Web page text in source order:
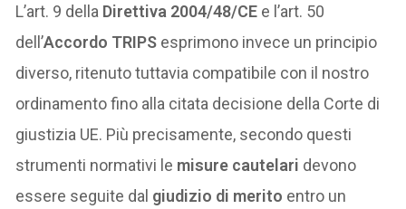
L’art. 9 della Direttiva 2004/48/CE e l’art. 50
dell’Accordo TRIPS esprimono invece un principio
diverso, ritenuto tuttavia compatibile con il nostro
ordinamento fino alla citata decisione della Corte di
giustizia UE. Più precisamente, secondo questi
strumenti normativi le misure cautelari devono
essere seguite dal giudizio di merito entro un